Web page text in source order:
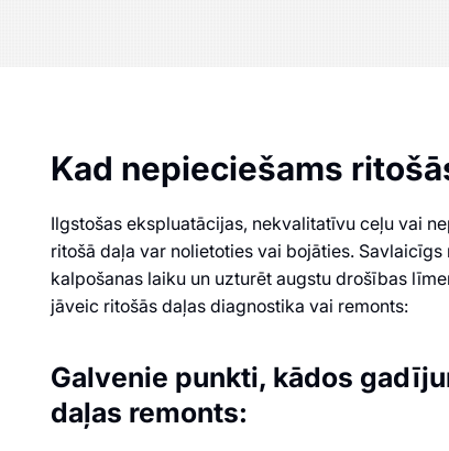
Kad nepieciešams
Ilgstošas ekspluatācijas, nekvalitatīvu ceļu vai
ritošā daļa var nolietoties vai bojāties.
kalpošanas laiku un uzturēt augstu drošības
jāveic ritošās daļas diagnostika vai remonts:
Galvenie punkti, kādos
daļas remonts: